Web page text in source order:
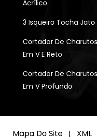
Acrílico
3 Isqueiro Tocha
Cortador De
Em V E Reto
Cortador De
Em V Profundo
Mapa Do Site | XML